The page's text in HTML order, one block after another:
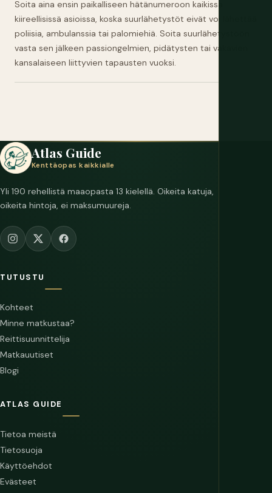
Soita aina ensin paikalliseen hätänumeroon kaikissa
kiireellisissä asioissa, koska suurlähetystöt eivät voi lähettää
poliisia, ambulanssia tai palomiehiä. Soita suurlähetystöön
vasta sen jälkeen passiongelmien, pidätysten tai vakavien
kansalaiseen liittyvien tapausten vuoksi.
Atlas Guide
Kenttäopas kaikkialle
Yli 190 rehellistä maaopasta 13 kielellä. Oikeita katuja,
oikeita hintoja, ei maksumuureja.
TUTUSTU
Kohteet
Minne matkustaa?
Reittisuunnittelija
Matkauutiset
Blogi
ATLAS GUIDE
Tietoa meistä
Tietosuoja
Käyttöehdot
Evästeet